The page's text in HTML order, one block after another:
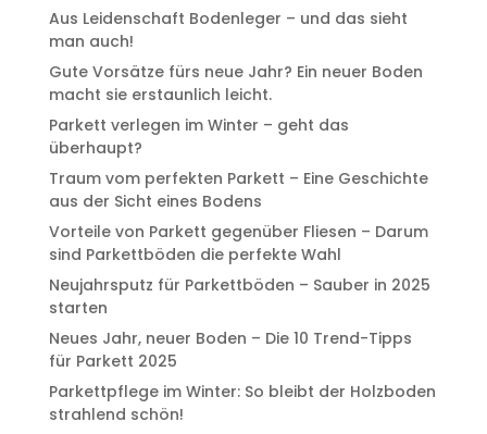
Aus Leidenschaft Bodenleger – und das sieht
man auch!
Gute Vorsätze fürs neue Jahr? Ein neuer Boden
macht sie erstaunlich leicht.
Parkett verlegen im Winter – geht das
überhaupt?
Traum vom perfekten Parkett – Eine Geschichte
aus der Sicht eines Bodens
Vorteile von Parkett gegenüber Fliesen – Darum
sind Parkettböden die perfekte Wahl
Neujahrsputz für Parkettböden – Sauber in 2025
starten
Neues Jahr, neuer Boden – Die 10 Trend-Tipps
für Parkett 2025
Parkettpflege im Winter: So bleibt der Holzboden
strahlend schön!